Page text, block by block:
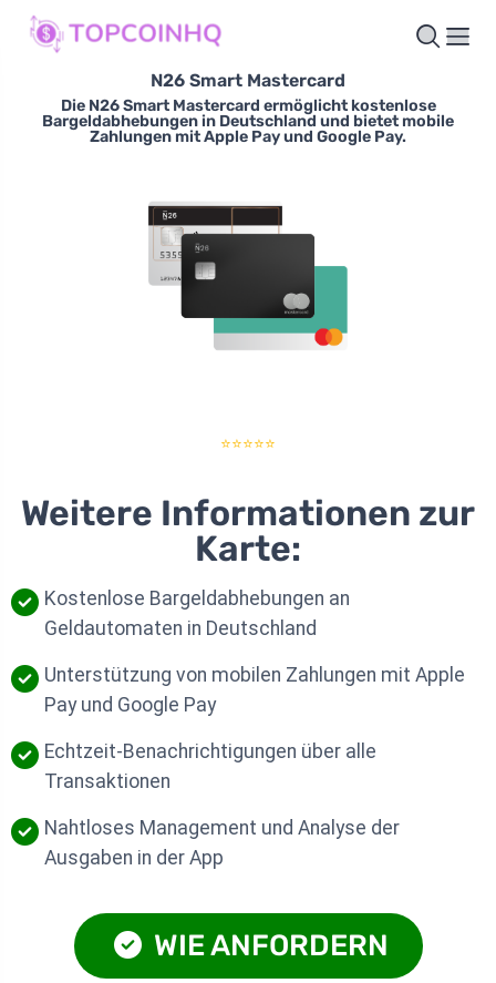
N26 Smart Mastercard
Die N26 Smart Mastercard ermöglicht kostenlose
Bargeldabhebungen in Deutschland und bietet mobile
Zahlungen mit Apple Pay und Google Pay.
⭐⭐⭐⭐⭐
Weitere Informationen zur
Karte:
Kostenlose Bargeldabhebungen an
Geldautomaten in Deutschland
Unterstützung von mobilen Zahlungen mit Apple
Pay und Google Pay
Echtzeit-Benachrichtigungen über alle
Transaktionen
Nahtloses Management und Analyse der
Ausgaben in der App
WIE ANFORDERN